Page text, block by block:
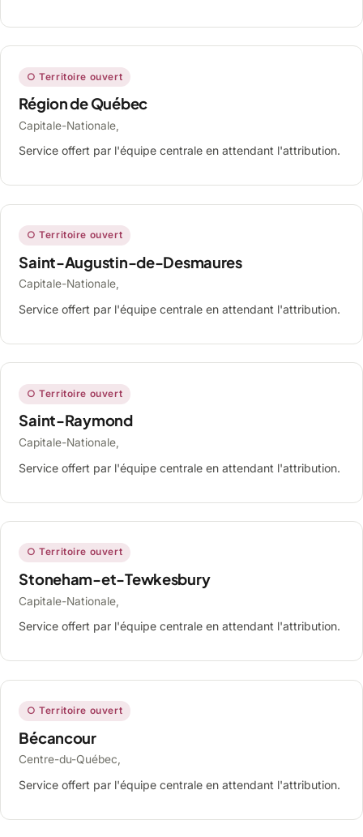
○ Territoire ouvert
Région de Québec
Capitale-Nationale,
Service offert par l'équipe centrale en attendant l'attribution.
○ Territoire ouvert
Saint-Augustin-de-Desmaures
Capitale-Nationale,
Service offert par l'équipe centrale en attendant l'attribution.
○ Territoire ouvert
Saint-Raymond
Capitale-Nationale,
Service offert par l'équipe centrale en attendant l'attribution.
○ Territoire ouvert
Stoneham-et-Tewkesbury
Capitale-Nationale,
Service offert par l'équipe centrale en attendant l'attribution.
○ Territoire ouvert
Bécancour
Centre-du-Québec,
Service offert par l'équipe centrale en attendant l'attribution.